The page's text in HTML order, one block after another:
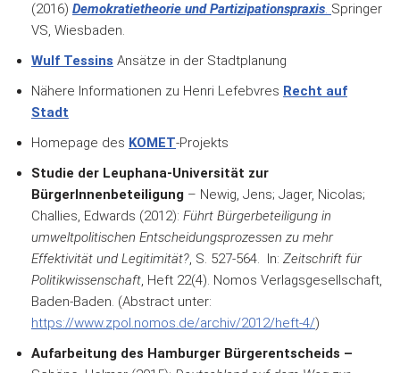
(2016) Demokratietheorie und Partizipationspraxis. Springer
VS, Wiesbaden.
Wulf Tessins Ansätze in der Stadtplanung
Nähere Informationen zu Henri Lefebvres Recht auf
Stadt
Homepage des KOMET-Projekts
Studie der Leuphana-Universität zur
BürgerInnenbeteiligung – Newig, Jens; Jager, Nicolas;
Challies, Edwards (2012): Führt Bürgerbeteiligung in
umweltpolitischen Entscheidungsprozessen zu mehr
Effektivität und Legitimität?, S. 527-564. In: Zeitschrift für
Politikwissenschaft, Heft 22(4). Nomos Verlagsgesellschaft,
Baden-Baden. (Abstract unter:
https://www.zpol.nomos.de/archiv/2012/heft-4/)
Aufarbeitung des Hamburger Bürgerentscheids –